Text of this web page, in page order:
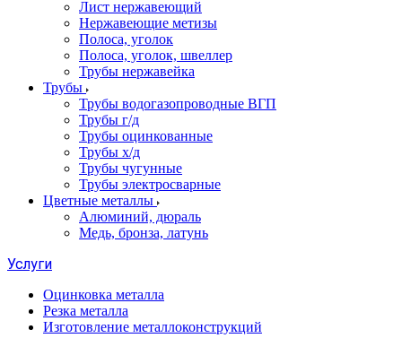
Лист нержавеющий
Нержавеющие метизы
Полоса, уголок
Полоса, уголок, швеллер
Трубы нержавейка
Трубы
Трубы водогазопроводные ВГП
Трубы г/д
Трубы оцинкованные
Трубы х/д
Трубы чугунные
Трубы электросварные
Цветные металлы
Алюминий, дюраль
Медь, бронза, латунь
Услуги
Оцинковка металла
Резка металла
Изготовление металлоконструкций